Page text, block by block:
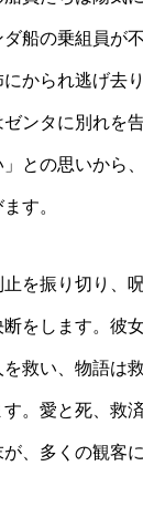
船の乗組員が
かられ逃げ去
ンタに別れを
との思いから
す。
を振り切り、
をします。彼
救い、物語は
。愛と死、救
、多くの観客